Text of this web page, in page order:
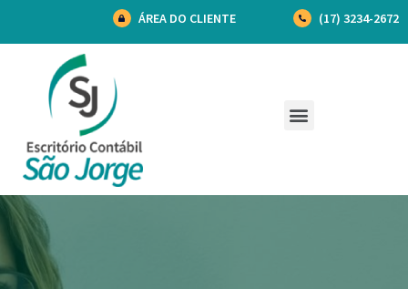
ÁREA DO CLIENTE (17) 3234-2672